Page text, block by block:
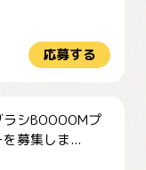
応募する
シBOOOOMプ
募集しま...